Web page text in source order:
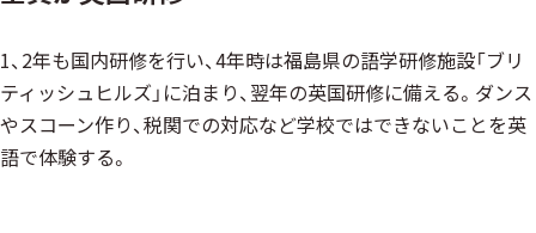
1、2年も国内研修を行い、4年時は福島県の語学研修施設「ブリ
ティッシュヒルズ」に泊まり、翌年の英国研修に備える。ダンス
やスコーン作り、税関での対応など学校ではできないことを英
語で体験する。